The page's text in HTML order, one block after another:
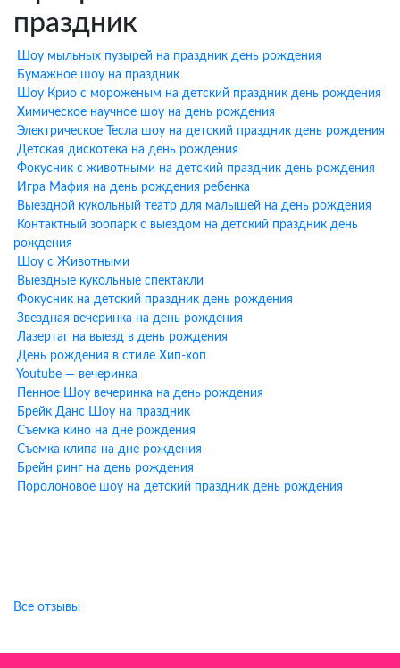
праздник
Шоу мыльных пузырей на праздник день рождения
Бумажное шоу на праздник
Шоу Крио с мороженым на детский праздник день рождения
Химическое научное шоу на день рождения
Электрическое Тесла шоу на детский праздник день рождения
Детская дискотека на день рождения
Фокусник с животными на детский праздник день рождения
Игра Мафия на день рождения ребенка
Выездной кукольный театр для малышей на день рождения
Контактный зоопарк с выездом на детский праздник день
рождения
Шоу с Животными
Выездные кукольные спектакли
Фокусник на детский праздник день рождения
Звездная вечеринка на день рождения
Лазертаг на выезд в день рождения
День рождения в стиле Хип-хоп
Youtube — вечеринка
Пенное Шоу вечеринка на день рождения
Брейк Данс Шоу на праздник
Съемка кино на дне рождения
Съемка клипа на дне рождения
Брейн ринг на день рождения
Поролоновое шоу на детский праздник день рождения
Все отзывы